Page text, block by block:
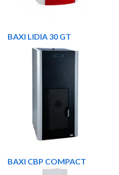
BAXI LIDIA 30 GT
BAXI CBP COMPACT